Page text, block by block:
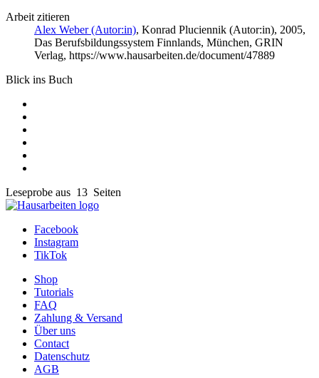
Arbeit zitieren
Alex Weber (Autor:in), Konrad Pluciennik (Autor:in), 2005,
Das Berufsbildungssystem Finnlands, München, GRIN
Verlag, https://www.hausarbeiten.de/document/47889
Blick ins Buch
Leseprobe aus 13 Seiten
Facebook
Instagram
TikTok
Shop
Tutorials
FAQ
Zahlung & Versand
Über uns
Contact
Datenschutz
AGB